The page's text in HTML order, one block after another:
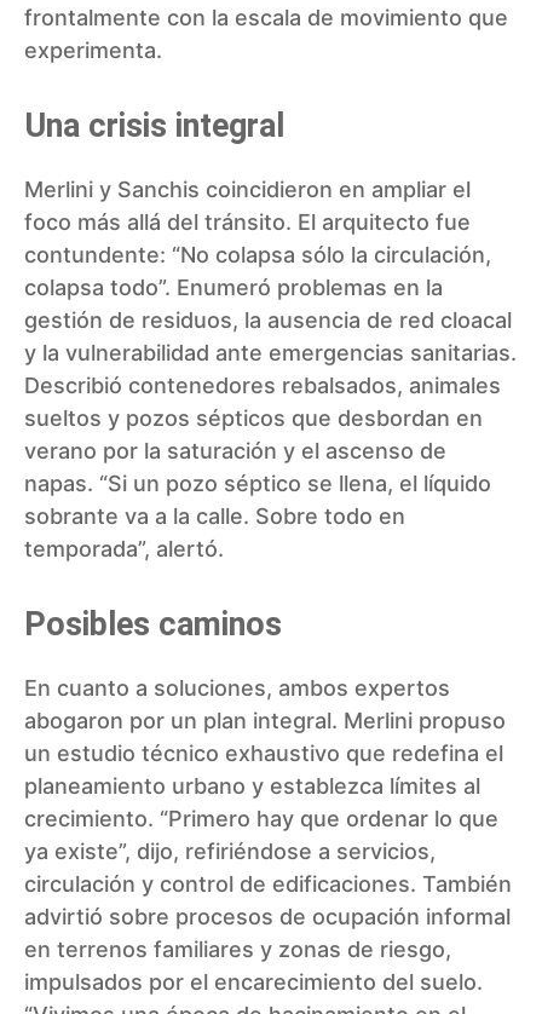
frontalmente con la escala de movimiento que
experimenta.
Una crisis integral
Merlini y Sanchis coincidieron en ampliar el
foco más allá del tránsito. El arquitecto fue
contundente: “No colapsa sólo la circulación,
colapsa todo”. Enumeró problemas en la
gestión de residuos, la ausencia de red cloacal
y la vulnerabilidad ante emergencias sanitarias.
Describió contenedores rebalsados, animales
sueltos y pozos sépticos que desbordan en
verano por la saturación y el ascenso de
napas. “Si un pozo séptico se llena, el líquido
sobrante va a la calle. Sobre todo en
temporada”, alertó.
Posibles caminos
En cuanto a soluciones, ambos expertos
abogaron por un plan integral. Merlini propuso
un estudio técnico exhaustivo que redefina el
planeamiento urbano y establezca límites al
crecimiento. “Primero hay que ordenar lo que
ya existe”, dijo, refiriéndose a servicios,
circulación y control de edificaciones. También
advirtió sobre procesos de ocupación informal
en terrenos familiares y zonas de riesgo,
impulsados por el encarecimiento del suelo.